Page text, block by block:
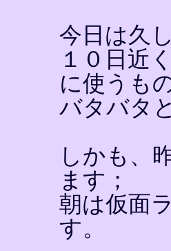
今日は久
１０日近
に使うも
バタバタ
しかも、
ます；
朝は仮面
す。